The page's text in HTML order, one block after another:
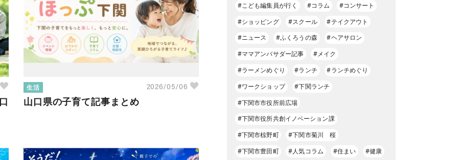
生活 2026/05/06
山口県の子育て記事まとめ
#こども編集員が行く
#コラム
#コンサート
#ショッピング
#スクール
#テイクアウト
#ニュース
#ふくろうの森
#ヘアサロン
#ママアンバサダー記事
#メイク
#ラーメンめぐり
#ランチ
#ランチめぐり
#ワークショップ
#下関ランチ
#下関市市役所前広場
#下関市役所共創イノベーション課
#下関市椋野町
#下関市菊川 桜
#下関市豊田町
#人気コラム #住まい
#健康